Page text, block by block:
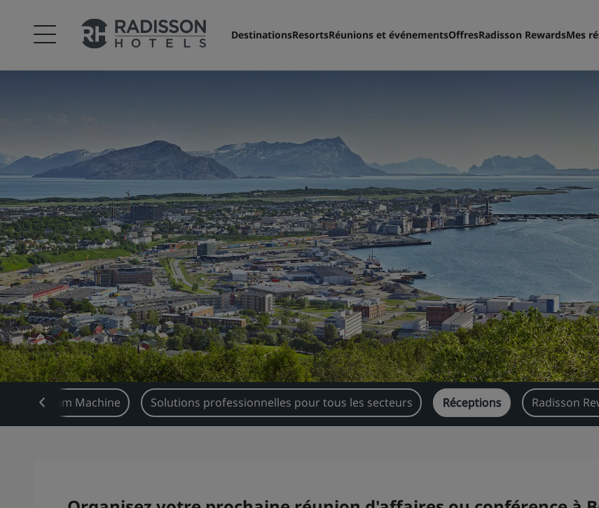
DestinationsResortsRéunions et événementsOffresRadisson RewardsMes
Dream Machine Solutions professionnelles pour tous les secteurs Réceptions Radisson